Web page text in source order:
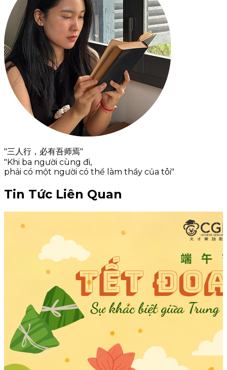
"三人行，必有吾师焉"
"Khi ba người cùng đi,
phải có một người có thể làm thầy của tôi"
Tin Tức Liên Quan